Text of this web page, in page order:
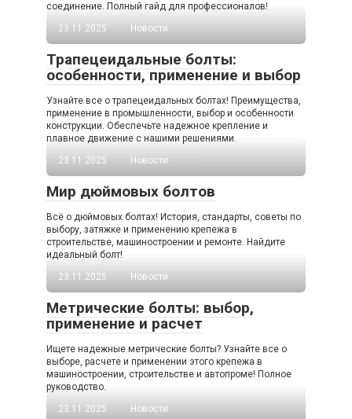
соединение. Полный гайд для профессионалов!
23.11.2025
Новости
Трапецеидальные болты:
особенности, применение и выбор
Узнайте все о трапецеидальных болтах! Преимущества,
применение в промышленности, выбор и особенности
конструкции. Обеспечьте надежное крепление и
плавное движение с нашими решениями.
23.11.2025
Новости
Мир дюймовых болтов
Всё о дюймовых болтах! История, стандарты, советы по
выбору, затяжке и применению крепежа в
строительстве, машиностроении и ремонте. Найдите
идеальный болт!
23.11.2025
Новости
Метрические болты: выбор,
применение и расчет
Ищете надежные метрические болты? Узнайте все о
выборе, расчете и применении этого крепежа в
машиностроении, строительстве и автопроме! Полное
руководство.
23.11.2025
Новости